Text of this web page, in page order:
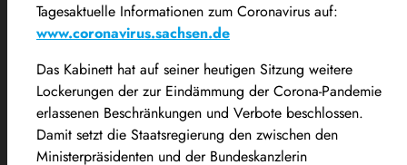
Tagesaktuelle Informationen zum Coronavirus auf:
www.coronavirus.sachsen.de
Das Kabinett hat auf seiner heutigen Sitzung weitere
Lockerungen der zur Eindämmung der Corona-Pandemie
erlassenen Beschränkungen und Verbote beschlossen.
Damit setzt die Staatsregierung den zwischen den
Ministerpräsidenten und der Bundeskanzlerin